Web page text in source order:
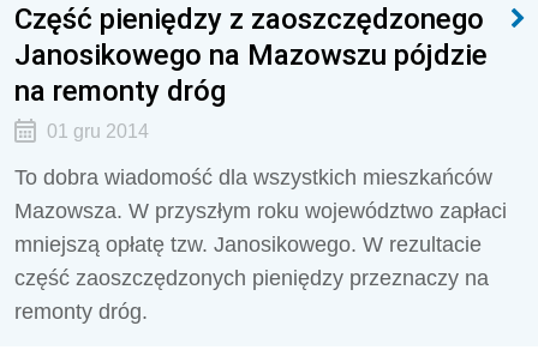
Część pieniędzy z zaoszczędzonego
Janosikowego na Mazowszu pójdzie
na remonty dróg
01 gru 2014
To dobra wiadomość dla wszystkich mieszkańców
Mazowsza. W przyszłym roku województwo zapłaci
mniejszą opłatę tzw. Janosikowego. W rezultacie
część zaoszczędzonych pieniędzy przeznaczy na
remonty dróg.